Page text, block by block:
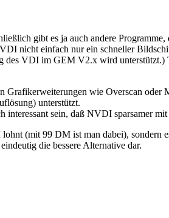
gibt es ja auch andere
nicht einfach nur ein schneller
des VDI im GEM V2.x wird
wie Overscan
unterstützt.
sein, daß NVDI sparsamer
(mit 99 DM ist man dabei), sondern
die bessere Alternative dar.